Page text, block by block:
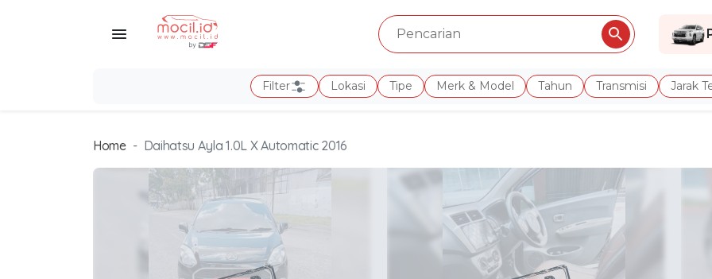
Filter Lokasi Tipe Merk & Model Tahun Transmisi Jarak
Home Daihatsu Ayla 1.0L X Automatic 2016